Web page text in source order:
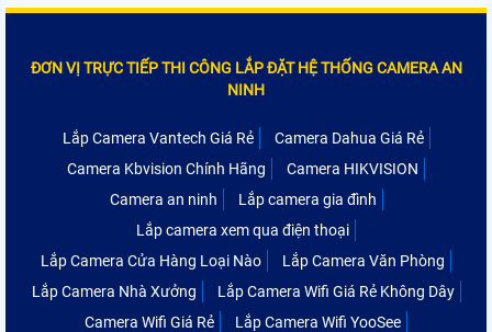
ĐƠN VỊ TRỰC TIẾP THI CÔNG LẮP ĐẶT HỆ THỐNG CAMERA AN
NINH
Lắp Camera Vantech Giá Rẻ
Camera Dahua Giá Rẻ
Camera Kbvision Chính Hãng
Camera HIKVISION
Camera an ninh
Lắp camera gia đình
Lắp camera xem qua điện thoại
Lắp Camera Cửa Hàng Loại Nào
Lắp Camera Văn Phòng
Lắp Camera Nhà Xưởng
Lắp Camera Wifi Giá Rẻ Không Dây
Camera Wifi Giá Rẻ
Lắp Camera Wifi YooSee